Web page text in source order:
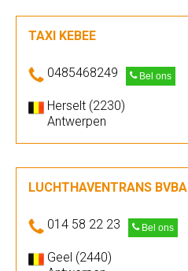
TAXI KEBEE
0485468249 Bel ons
Herselt (2230)
Antwerpen
LUCHTHAVENTRANS BVBA
014 58 22 23 Bel ons
Geel (2440)